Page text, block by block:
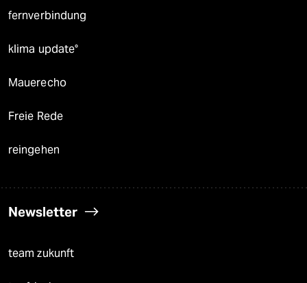
fernverbindung
klima update°
Mauerecho
Freie Rede
reingehen
Newsletter
team zukunft